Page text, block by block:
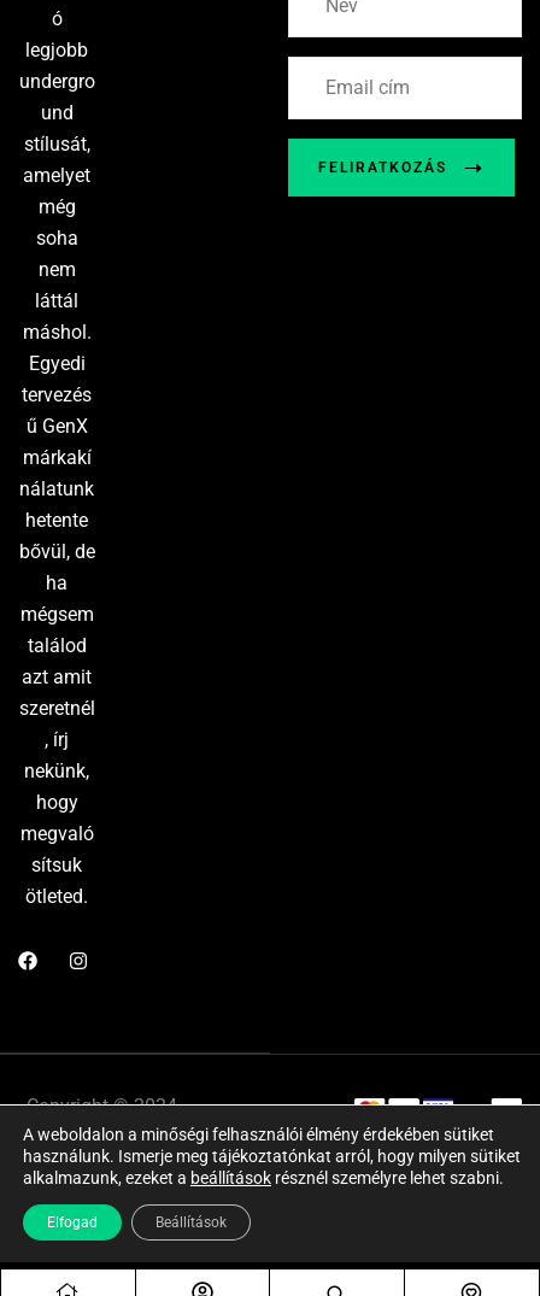
ó
legjobb
undergro
und
stílusát,
amelyet
még
soha
nem
láttál
máshol.
Egyedi
tervezés
ű GenX
márkakí
nálatunk
hetente
bővül, de
ha
mégsem
találod
azt amit
szeretnél
, írj
nekünk,
hogy
megvaló
sítsuk
ötleted.
FELIRATKOZÁS
Copyright © 2024
Website by:
Marketing Market–
Minden jog
fenntartva!
tájékoztató
ÁSZF Impresszum
A weboldalon a minőségi felhasználói élmény érdekében sütiket
használunk. Ismerje meg tájékoztatónkat arról, hogy milyen sütiket
alkalmazunk, ezeket a beállítások résznél személyre lehet szabni.
Elfogad Beállítások